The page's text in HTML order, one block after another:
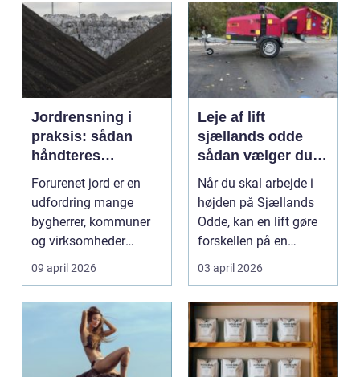
Jordrensning i
praksis: sådan
håndteres
forurenet jord
ansvarligt
Forurenet jord er en
udfordring mange
bygherrer, kommuner
og virksomheder
møder, når gamle
industrig...
09 april 2026
Leje af lift
sjællands odde
sådan vælger du
den rigtige løsning
Når du skal arbejde i
højden på Sjællands
Odde, kan en lift gøre
forskellen på en
besværlig og en ov...
03 april 2026